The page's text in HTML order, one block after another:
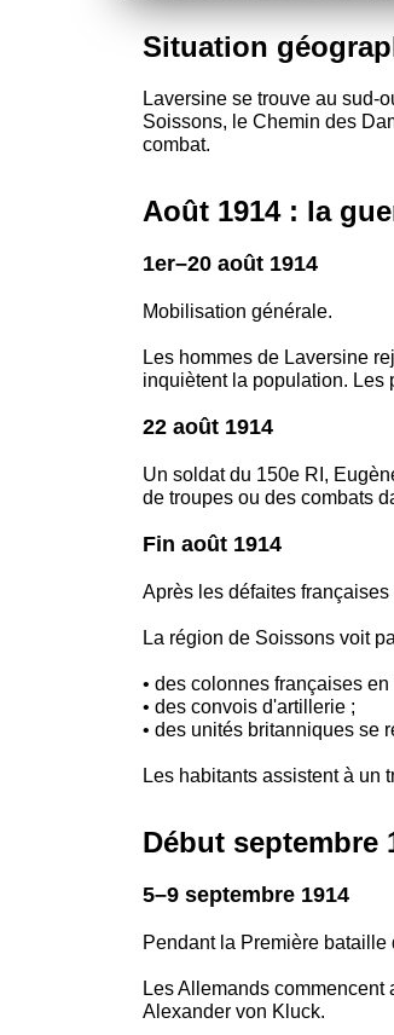
Situation
Laversine se trouve au sud-
Soissons, le Chemin des
combat.
Août 1914 : la
1er–20 août 1914
Mobilisation générale.
Les hommes de Laversine
inquiètent la population. Les
22 août 1914
Un soldat du 150e RI,
de troupes ou des combats
Fin août 1914
Après les défaites
La région de Soissons voit
• des colonnes françaises en
• des convois d'artillerie ;
• des unités britanniques se
Les habitants assistent à un
Début septembre
5–9 septembre 1914
Pendant la Première
Les Allemands
Alexander von Kluck.